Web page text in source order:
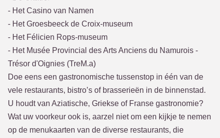
- Het Casino van Namen
- Het Groesbeeck de Croix-museum
- Het Félicien Rops-museum
- Het Musée Provincial des Arts Anciens du Namurois -
Trésor d'Oignies (TreM.a)
Doe eens een gastronomische tussenstop in één van de
vele restaurants, bistro’s of brasserieën in de binnenstad.
U houdt van Aziatische, Griekse of Franse gastronomie?
Wat uw voorkeur ook is, aarzel niet om een kijkje te nemen
op de menukaarten van de diverse restaurants, die